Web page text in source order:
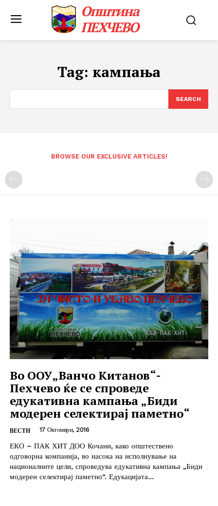
Општина
ПЕХЧЕВО
Tag: кампања
SEARCH
BROWSE OUR EXCLUSIVE ARTICLES!
Во ООУ„Ванчо Китанов“-
Пехчево ќе се спроведе
едукативна кампања „Биди
модерен селектирај паметно“
ВЕСТИ 17 Октомври, 2016
ЕКО – ПАК ХИТ ДОО Кочани, како општествено
одговорна компанија, во насока на исполнување на
националните цели, спроведува едукативна кампања „Биди
модерен селектирај паметно“. Едукацијата...